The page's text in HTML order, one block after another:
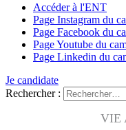
Accéder à l'ENT
Page Instagram du
Page Facebook du
Page Youtube du
Page Linkedin du
Je candidate
Rechercher :
VIE